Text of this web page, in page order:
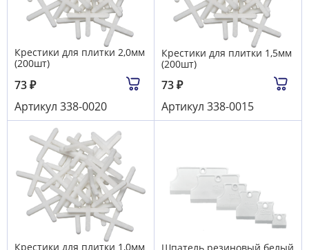
Крестики для плитки 2,0мм
(200шт)
73₽
Артикул 338-0020
Крестики для плитки 1,5мм
(200шт)
73₽
Артикул 338-0015
Крестики для плитки 1,0мм